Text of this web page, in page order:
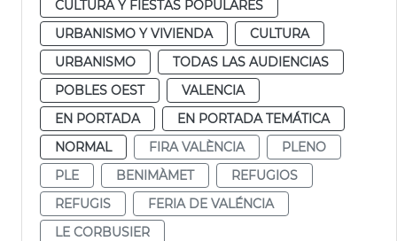
CULTURA Y FIESTAS POPULARES
URBANISMO Y VIVIENDA
CULTURA
URBANISMO
TODAS LAS AUDIENCIAS
POBLES OEST
VALENCIA
EN PORTADA
EN PORTADA TEMÁTICA
NORMAL
FIRA VALÈNCIA
PLENO
PLE
BENIMÀMET
REFUGIOS
REFUGIS
FERIA DE VALÉNCIA
LE CORBUSIER